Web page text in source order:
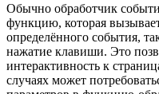
Обычно обработчик
функцию, которая
определённого события,
нажатие клавиши. Это
интерактивность к
случаях может